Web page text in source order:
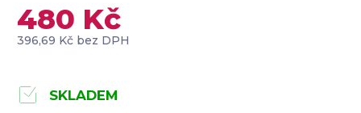
480 Kč
396,69 Kč bez DPH
SKLADEM